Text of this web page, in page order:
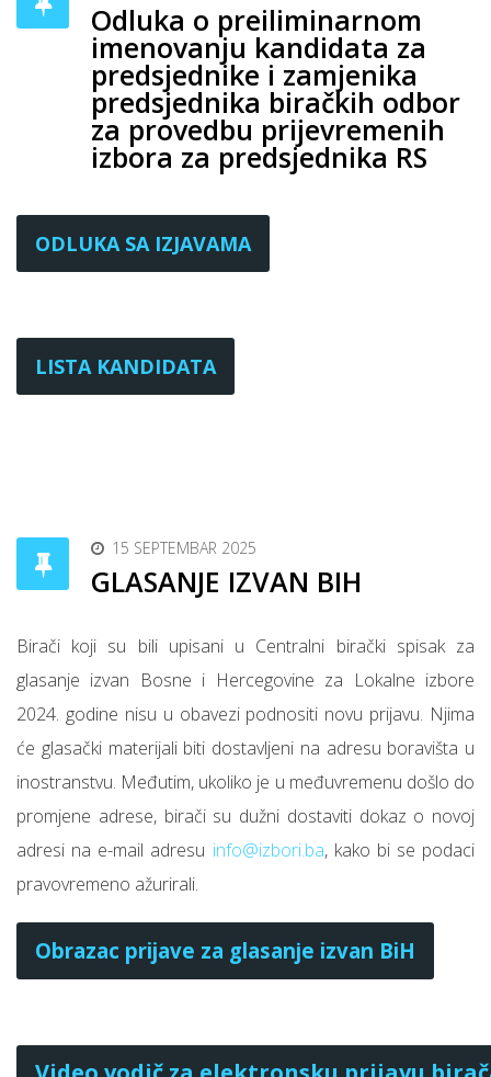
Odluka o preiliminarnom
imenovanju kandidata za
predsjednike i zamjenika
predsjednika biračkih odbor
za provedbu prijevremenih
izbora za predsjednika RS
ODLUKA SA IZJAVAMA
LISTA KANDIDATA
15 SEPTEMBAR 2025
GLASANJE IZVAN BIH
Birači koji su bili upisani u Centralni birački spisak za
glasanje izvan Bosne i Hercegovine za Lokalne izbore
2024. godine nisu u obavezi podnositi novu prijavu. Njima
će glasački materijali biti dostavljeni na adresu boravišta u
inostranstvu. Međutim, ukoliko je u međuvremenu došlo do
promjene adrese, birači su dužni dostaviti dokaz o novoj
adresi na e-mail adresu info@izbori.ba, kako bi se podaci
pravovremeno ažurirali.
Obrazac prijave za glasanјe izvan BiH